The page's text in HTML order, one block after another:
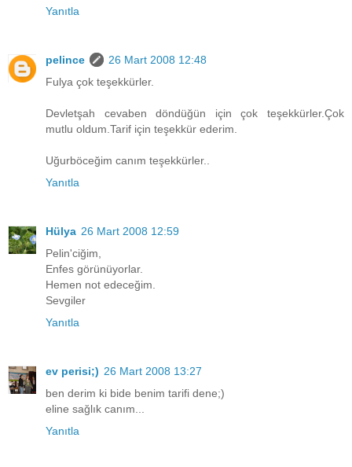
Yanıtla
pelince
26 Mart 2008 12:48
Fulya çok teşekkürler.
Devletşah cevaben döndüğün için çok teşekkürler.Çok
mutlu oldum.Tarif için teşekkür ederim.
Uğurböceğim canım teşekkürler..
Yanıtla
Hülya 26 Mart 2008 12:59
Pelin'ciğim,
Enfes görünüyorlar.
Hemen not edeceğim.
Sevgiler
Yanıtla
ev perisi;) 26 Mart 2008 13:27
ben derim ki bide benim tarifi dene;)
eline sağlık canım...
Yanıtla